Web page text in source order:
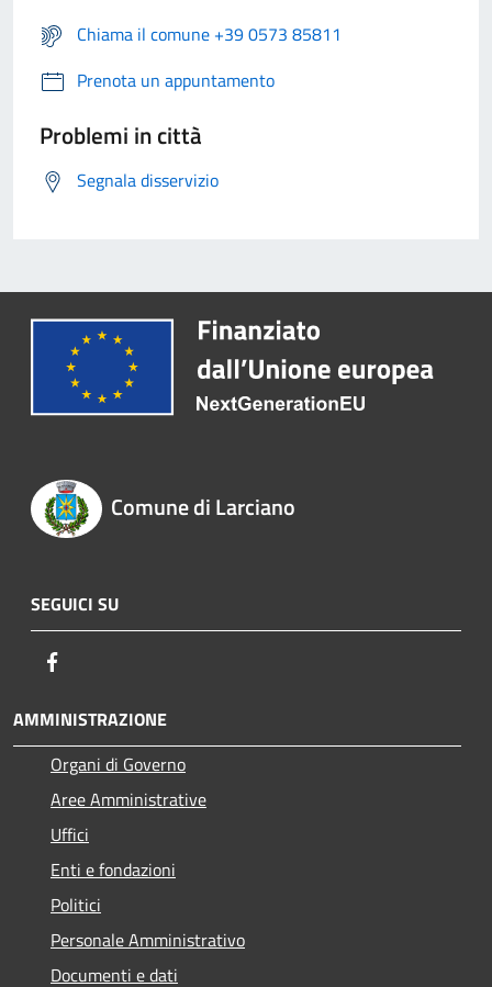
Chiama il comune +39 0573 85811
Prenota un appuntamento
Problemi in città
Segnala disservizio
Comune di Larciano
SEGUICI SU
AMMINISTRAZIONE
Organi di Governo
Aree Amministrative
Uffici
Enti e fondazioni
Politici
Personale Amministrativo
Documenti e dati